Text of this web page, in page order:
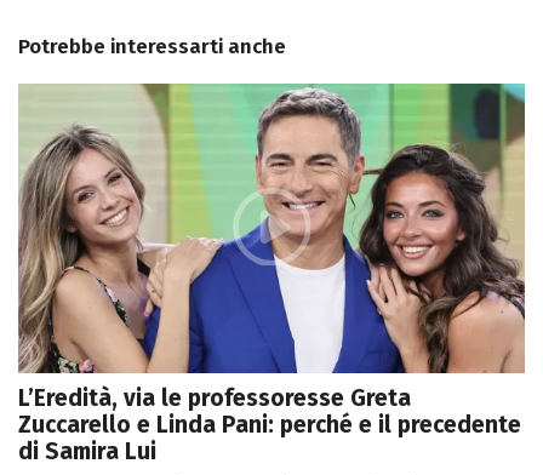
Potrebbe interessarti anche
L’Eredità, via le professoresse Greta
Zuccarello e Linda Pani: perché e il precedente
di Samira Lui